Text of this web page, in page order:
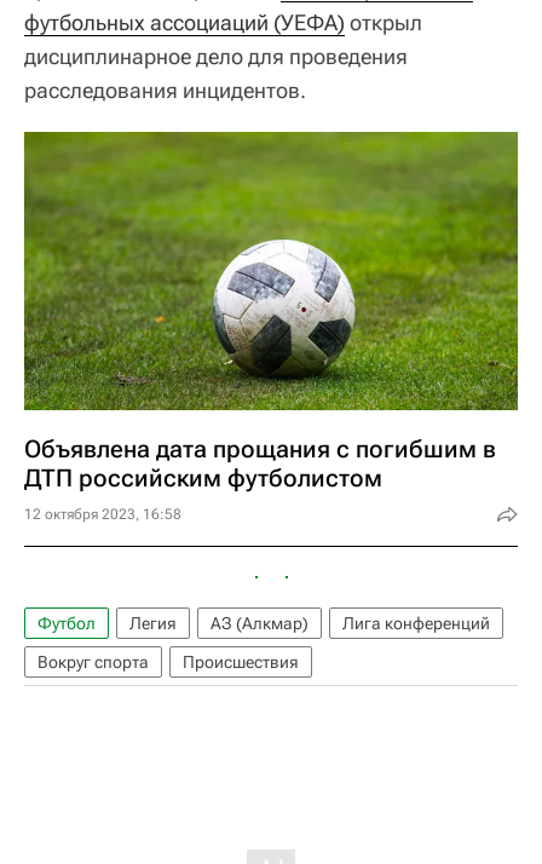
футбольных ассоциаций (УЕФА) открыл
дисциплинарное дело для проведения
расследования инцидентов.
Объявлена дата прощания с погибшим в
ДТП российским футболистом
12 октября 2023, 16:58
Футбол Легия АЗ (Алкмар)
Лига конференций
Вокруг спорта
Происшествия